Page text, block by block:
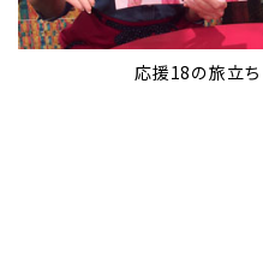
応援18の旅立ち